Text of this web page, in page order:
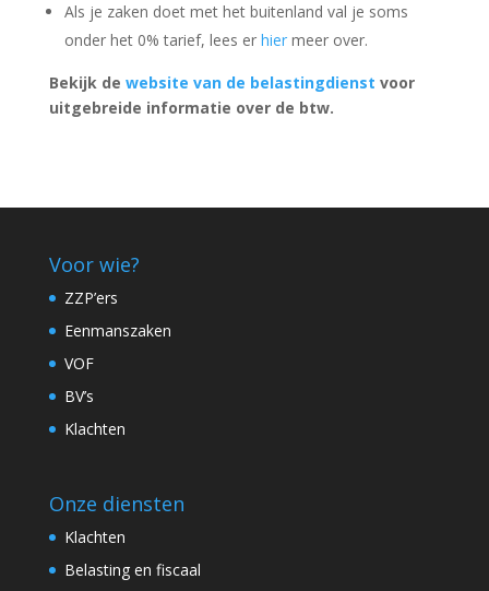
Als je zaken doet met het buitenland val je soms
onder het 0% tarief, lees er hiermeer over.
Bekijk de website van de belastingdienst voor
uitgebreide informatie over de btw.
Voor wie?
ZZP’ers
Eenmanszaken
VOF
BV’s
Klachten
Onze diensten
Klachten
Belasting en fiscaal